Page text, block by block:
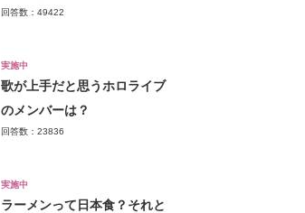
回答数：49422
実施中
歌が上手だと思うホロライブ
のメンバーは？
回答数：23836
実施中
ラーメンって日本食？それと